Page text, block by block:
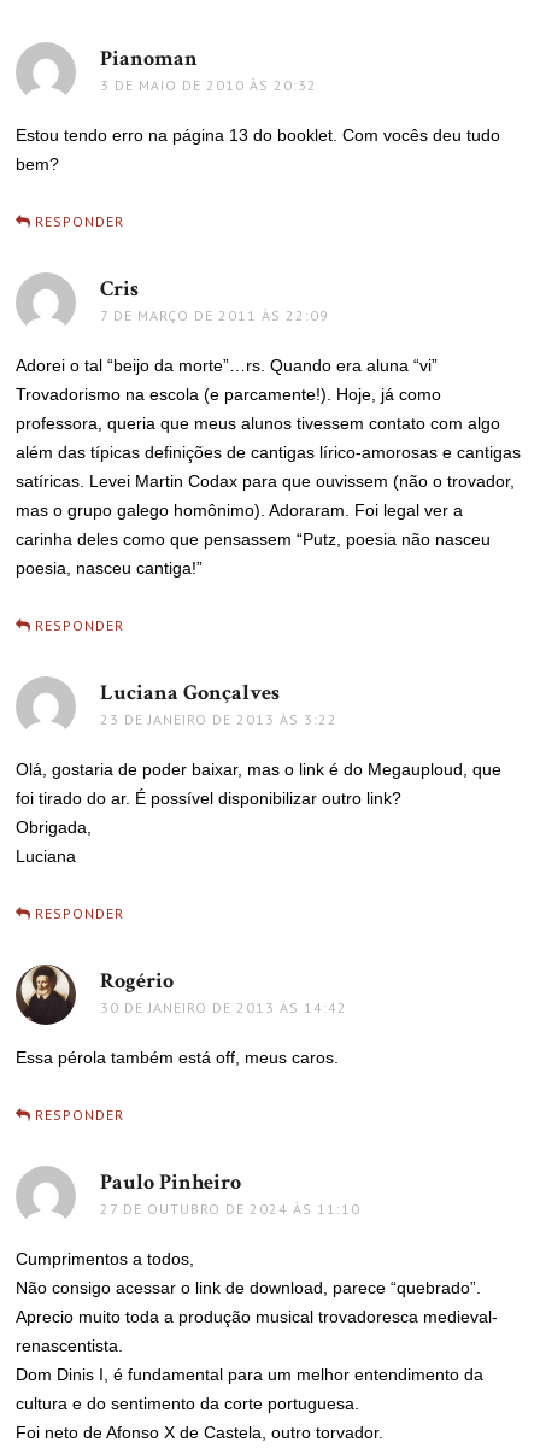
Pianoman
3 DE MAIO DE 2010 ÀS 20:32
Estou tendo erro na página 13 do booklet. Com vocês deu tudo
bem?
RESPONDER
Cris
7 DE MARÇO DE 2011 ÀS 22:09
Adorei o tal “beijo da morte”…rs. Quando era aluna “vi”
Trovadorismo na escola (e parcamente!). Hoje, já como
professora, queria que meus alunos tivessem contato com algo
além das típicas definições de cantigas lírico-amorosas e cantigas
satíricas. Levei Martin Codax para que ouvissem (não o trovador,
mas o grupo galego homônimo). Adoraram. Foi legal ver a
carinha deles como que pensassem “Putz, poesia não nasceu
poesia, nasceu cantiga!”
RESPONDER
Luciana Gonçalves
23 DE JANEIRO DE 2013 ÀS 3:22
Olá, gostaria de poder baixar, mas o link é do Megauploud, que
foi tirado do ar. É possível disponibilizar outro link?
Obrigada,
Luciana
RESPONDER
Rogério
30 DE JANEIRO DE 2013 ÀS 14:42
Essa pérola também está off, meus caros.
RESPONDER
Paulo Pinheiro
27 DE OUTUBRO DE 2024 ÀS 11:10
Cumprimentos a todos,
Não consigo acessar o link de download, parece “quebrado”.
Aprecio muito toda a produção musical trovadoresca medieval-
renascentista.
Dom Dinis I, é fundamental para um melhor entendimento da
cultura e do sentimento da corte portuguesa.
Foi neto de Afonso X de Castela, outro torvador.